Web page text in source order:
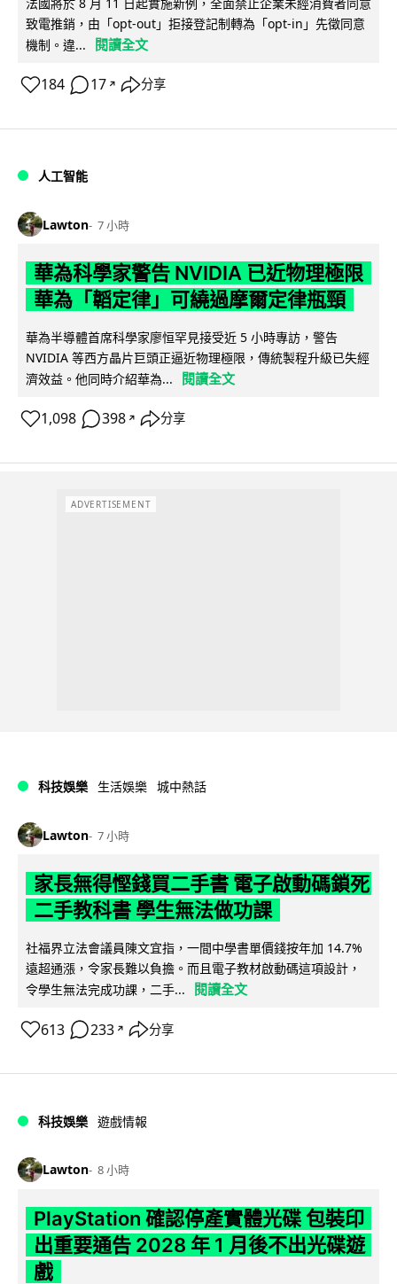
致電推銷，由「opt-out」拒接登記制轉為「opt-in」先徵同意
機制。違...
閱讀全文
184 17 ↗ 分享
人工智能
Lawton 7 小時
華為科學家警告 NVIDIA 已近物理極限
華為「韜定律」可繞過摩爾定律瓶頸
華為半導體首席科學家廖恒罕見接受近 5 小時專訪，警告
NVIDIA 等西方晶片巨頭正逼近物理極限，傳統製程升級已失經
濟效益。他同時介紹華為...
閱讀全文
1,098 398 ↗ 分享
ADVERTISEMENT
科技娛樂 生活娛樂 城中熱話
Lawton 7 小時
家長無得慳錢買二手書 電子啟動碼鎖死
二手教科書 學生無法做功課
社福界立法會議員陳文宜指，一間中學書單價錢按年加 14.7%
遠超通漲，令家長難以負擔。而且電子教材啟動碼這項設計，
令學生無法完成功課，二手...
閱讀全文
613 233 ↗ 分享
科技娛樂 遊戲情報
Lawton 8 小時
PlayStation 確認停產實體光碟 包裝印
出重要通告 2028 年 1 月後不出光碟遊
戲